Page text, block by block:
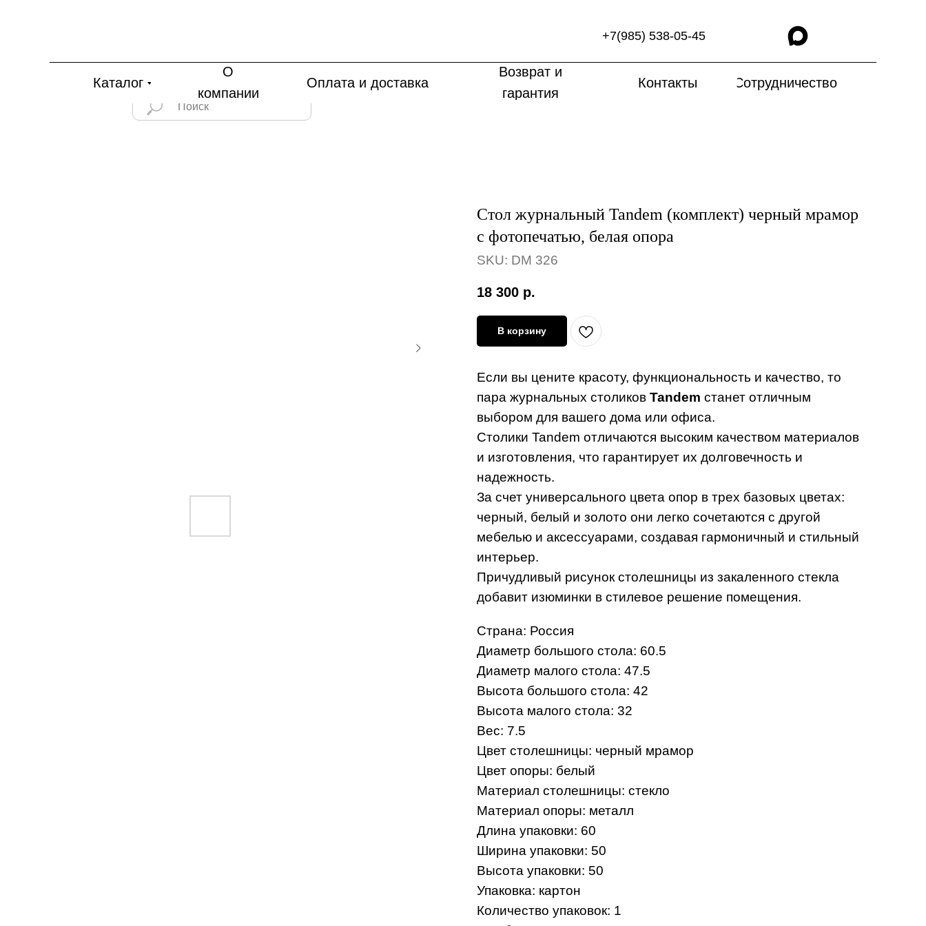
+7(985) 538-05-45
Каталог
О
компании
Оплата и доставка
Возврат и
гарантия
Контакты Сотрудничество
Стол журнальный Tandem (комплект) черный мрамор
с фотопечатью, белая опора
SKU: DM 326
18 300 р.
В корзину
Если вы цените красоту, функциональность и качество, то
пара журнальных столиков Tandem станет отличным
выбором для вашего дома или офиса.
Столики Tandem отличаются высоким качеством материалов
и изготовления, что гарантирует их долговечность и
надежность.
За счет универсального цвета опор в трех базовых цветах:
черный, белый и золото они легко сочетаются с другой
мебелью и аксессуарами, создавая гармоничный и стильный
интерьер.
Причудливый рисунок столешницы из закаленного стекла
добавит изюминки в стилевое решение помещения.
Страна: Россия
Диаметр большого стола: 60.5
Диаметр малого стола: 47.5
Высота большого стола: 42
Высота малого стола: 32
Вес: 7.5
Цвет столешницы: черный мрамор
Цвет опоры: белый
Материал столешницы: стекло
Материал опоры: металл
Длина упаковки: 60
Ширина упаковки: 50
Высота упаковки: 50
Упаковка: картон
Количество упаковок: 1